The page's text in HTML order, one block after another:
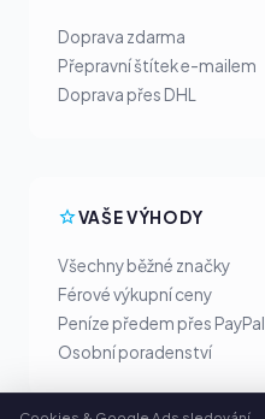
Doprava zdarma
Přepravní štítek e-mailem
Doprava přes DHL
VAŠE VÝHODY
Všechny běžné značky
Férové výkupní ceny
Peníze předem přes PayPal
Osobní poradenství